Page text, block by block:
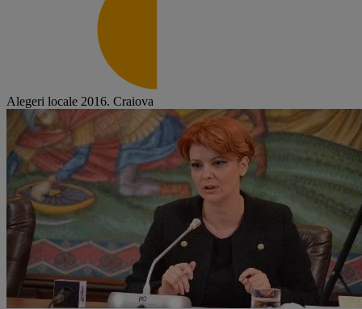
Alegeri locale 2016. Craiova